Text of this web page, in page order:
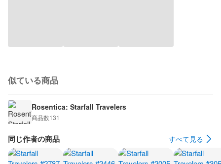
似ている商品
Rosentica: Starfall Travelers
商品数131
同じ作者の商品 すべて見る